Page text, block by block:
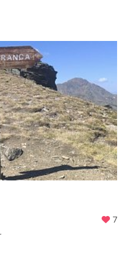
7